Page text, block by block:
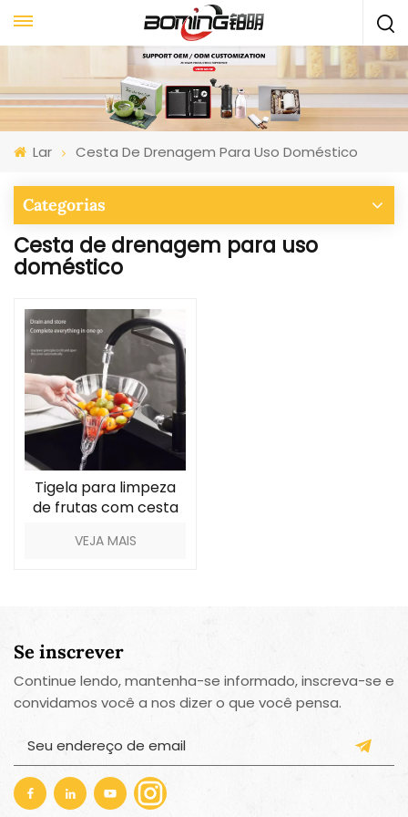
Lar Cesta De Drenagem Para Uso Doméstico
Categorias
Cesta de drenagem para uso
doméstico
Tigela para limpeza
de frutas com cesta
VEJA MAIS
Se inscrever
Continue lendo, mantenha-se informado, inscreva-se e
convidamos você a nos dizer o que você pensa.